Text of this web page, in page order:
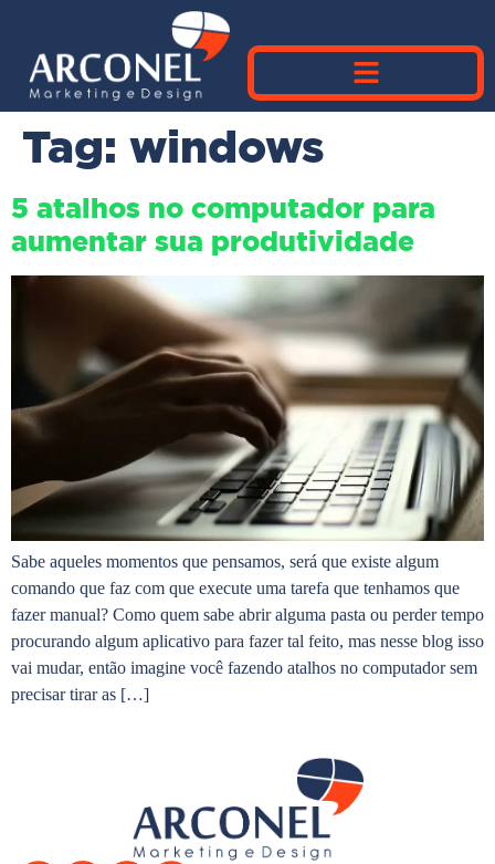
Tag: windows
5 atalhos no computador para
aumentar sua produtividade
Sabe aqueles momentos que pensamos, será que existe algum
comando que faz com que execute uma tarefa que tenhamos que
fazer manual? Como quem sabe abrir alguma pasta ou perder tempo
procurando algum aplicativo para fazer tal feito, mas nesse blog isso
vai mudar, então imagine você fazendo atalhos no computador sem
precisar tirar as […]